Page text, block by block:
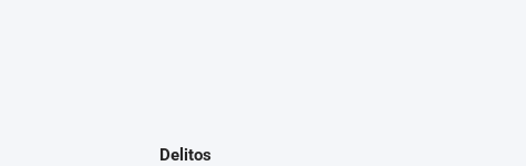
Delitos